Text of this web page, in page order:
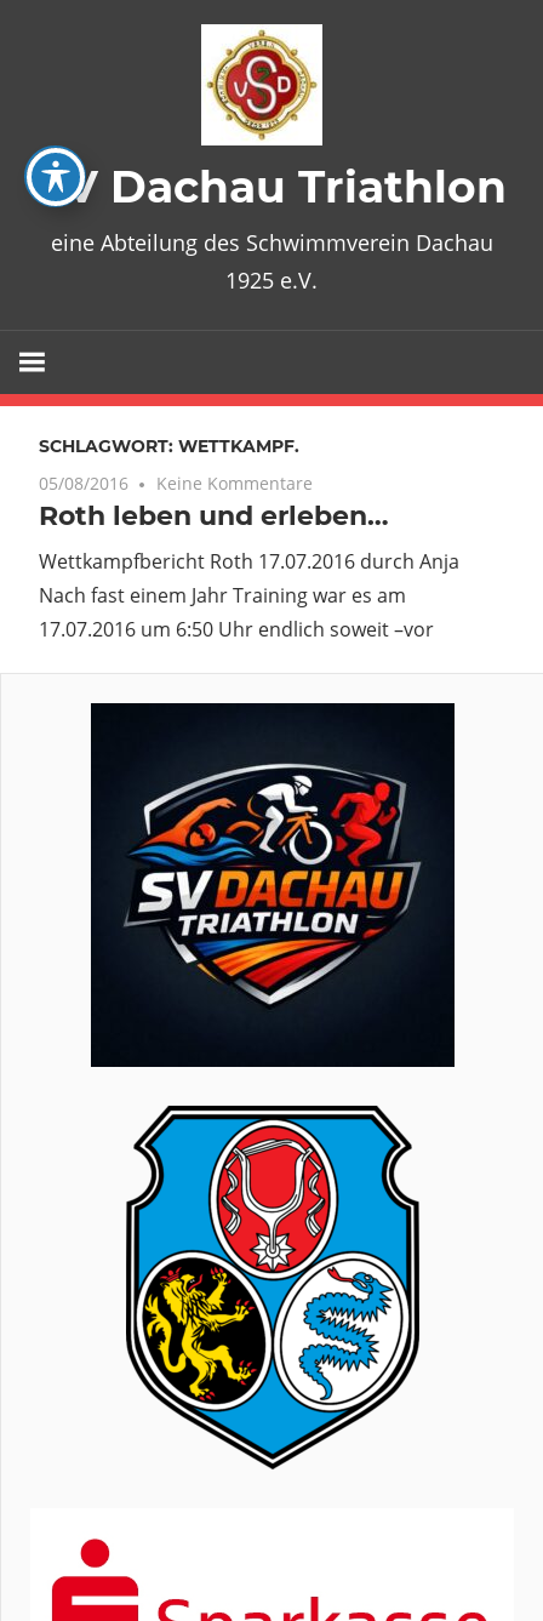
SV Dachau Triathlon
eine Abteilung des Schwimmverein Dachau
1925 e.V.
SCHLAGWORT: WETTKAMPF.
05/08/2016 Keine Kommentare
Roth leben und erleben…
Wettkampfbericht Roth 17.07.2016 durch Anja
Nach fast einem Jahr Training war es am
17.07.2016 um 6:50 Uhr endlich soweit –vor